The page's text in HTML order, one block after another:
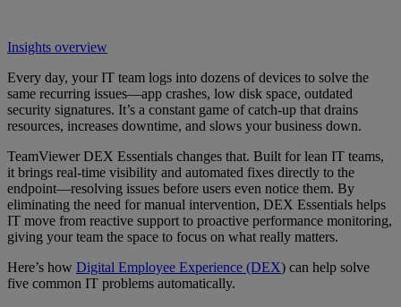
Insights overview
Every day, your IT team logs into dozens of devices to solve the
same recurring issues—app crashes, low disk space, outdated
security signatures. It’s a constant game of catch-up that drains
resources, increases downtime, and slows your business down.
TeamViewer DEX Essentials changes that. Built for lean IT teams,
it brings real-time visibility and automated fixes directly to the
endpoint—resolving issues before users even notice them. By
eliminating the need for manual intervention, DEX Essentials helps
IT move from reactive support to proactive performance monitoring,
giving your team the space to focus on what really matters.
Here’s how Digital Employee Experience (DEX) can help solve
five common IT problems automatically.